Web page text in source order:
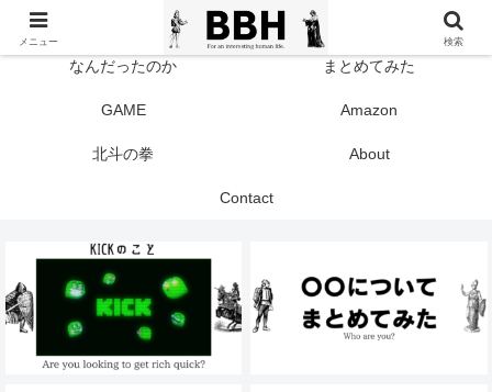
なんだったのか まとめてみた
GAME Amazon
北斗の拳 About
Contact
メニュー 検索